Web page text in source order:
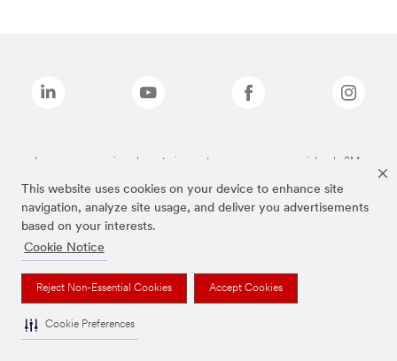
This website uses cookies on your device to enhance site
navigation, analyze site usage, and deliver you advertisements
based on your interests.
Cookie Notice
Reject Non-Essential Cookies Accept Cookies
Cookie Preferences
Las marcas mencionadas anteriormente son marcas comerciales de 3M.